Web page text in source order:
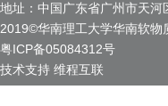
地址：中国广东省广州市天
2019©华南理工大学华南软物
粤ICP备05084312号
技术支持 维程互联